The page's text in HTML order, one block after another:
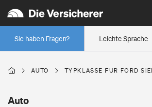
Leichte Sprache
Sie haben Fragen?
Wer versichert was: Jetzt Versicherer finden
Regionalklassen: So ist Ihre Region eingestuft
Wer versichert was: Jetzt Versicherer finden
AUTO TYPKLASSE FÜR FORD
Auto